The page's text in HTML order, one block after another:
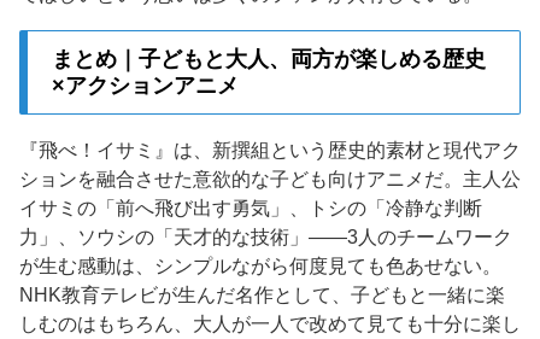
まとめ｜子どもと大人、両方が楽しめる歴史
×アクションアニメ
『飛べ！イサミ』は、新撰組という歴史的素材と現代アク
ションを融合させた意欲的な子ども向けアニメだ。主人公
イサミの「前へ飛び出す勇気」、トシの「冷静な判断
力」、ソウシの「天才的な技術」——3人のチームワーク
が生む感動は、シンプルながら何度見ても色あせない。
NHK教育テレビが生んだ名作として、子どもと一緒に楽
しむのはもちろん、大人が一人で改めて見ても十分に楽し